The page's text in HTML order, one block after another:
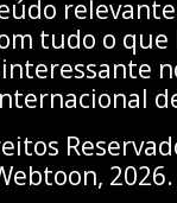
tudo o que
2026.